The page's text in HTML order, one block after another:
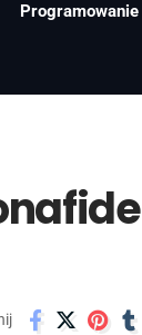
Programowanie